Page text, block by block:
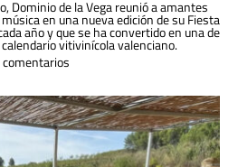
Dominio de la Vega reunió a amantes
en una nueva edición de su Fiesta
año y que se ha convertido en una de
vitivinícola valenciano.
comentarios